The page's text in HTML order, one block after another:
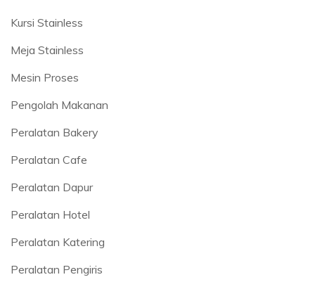
Kursi Stainless
Meja Stainless
Mesin Proses
Pengolah Makanan
Peralatan Bakery
Peralatan Cafe
Peralatan Dapur
Peralatan Hotel
Peralatan Katering
Peralatan Pengiris